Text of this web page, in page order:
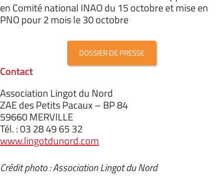
en Comité national INAO du 15 octobre et mise en
PNO pour 2 mois le 30 octobre
DOSSIER DE PRESSE
Contact
Association Lingot du Nord
ZAE des Petits Pacaux – BP 84
59660 MERVILLE
Tél. : 03 28 49 65 32
www.lingotdunord.com
Crédit photo : Association Lingot du Nord